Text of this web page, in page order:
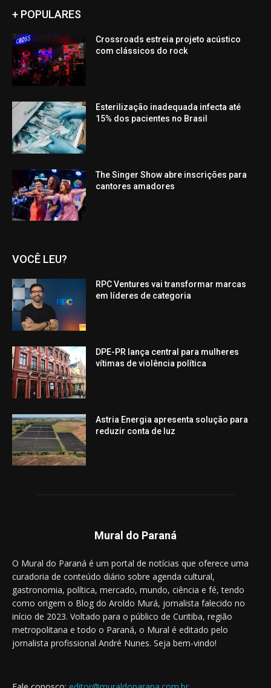
+ POPULARES
Crossroads estreia projeto acústico
com clássicos do rock
Esterilização inadequada infecta até
15% dos pacientes no Brasil
The Singer Show abre inscrições para
cantores amadores
VOCÊ LEU?
RPC Ventures vai transformar marcas
em líderes de categoria
DPE-PR lança central para mulheres
vítimas de violência política
Astria Energia apresenta solução para
reduzir conta de luz
Mural do Paraná
O Mural do Paraná é um portal de notícias que oferece uma
curadoria de conteúdo diário sobre agenda cultural,
gastronomia, política, mercado, mundo, ciência e fé, tendo
como origem o Blog do Aroldo Murá, jornalista falecido no
início de 2023. Voltado para o público de Curitiba, região
metropolitana e todo o Paraná, o Mural é editado pelo
jornalista profissional André Nunes. Seja bem-vindo!